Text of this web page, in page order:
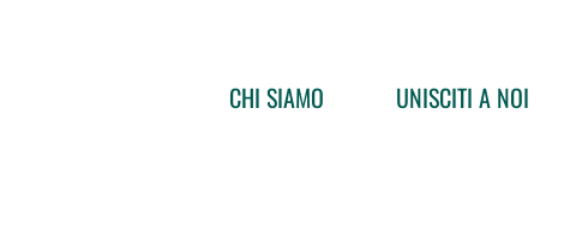
CHI SIAMO UNISCITI A NOI